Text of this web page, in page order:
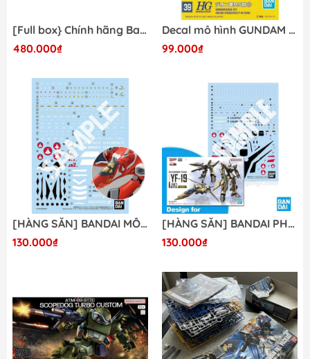
[Full box} Chính hãng Bandai HG GQ Char's Zaku Gundam Promax 4573102691903
480.000₫
Decal mô hình GUNDAM DECAL 39 HGUC ZEON 4 4573102611413 Bandai Promax
99.000₫
[HÀNG SẴN] BANDAI MÔ HÌNH LẮP RÁP PHỤ KIỆN MÔ HÌNH HG 1/100 VF-22S STURMVOGEL II WATER DECALS Promax
130.000₫
[HÀNG SẴN] BANDAI PHỤ KIỆN MÔ HÌNH HG 1/100 YF-19 WATER DECALS (KHÔNG GỒM MÔ HÌNH) Promax
130.000₫